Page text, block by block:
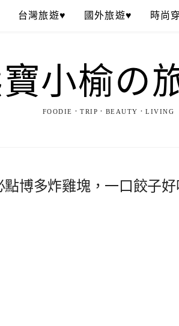
台灣旅遊♥ 國外旅遊♥ 時尚
小榆の
FOODIE．TRIP．BEAUTY．LIVING
博多炸雞塊，一口餃子好